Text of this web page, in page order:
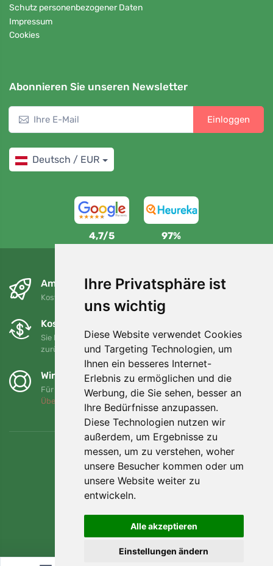
Ihre Privatsphäre ist
uns wichtig
Diese Website verwendet Cookies
und Targeting Technologien, um
Ihnen ein besseres Internet-
Erlebnis zu ermöglichen und die
Werbung, die Sie sehen, besser an
Ihre Bedürfnisse anzupassen.
Diese Technologien nutzen wir
außerdem, um Ergebnisse zu
messen, um zu verstehen, woher
unsere Besucher kommen oder um
unsere Website weiter zu
entwickeln.
Alle akzeptieren
Einstellungen ändern
Schutz personenbezogener Daten
Impressum
Cookies
Abonnieren Sie unseren Newsletter
Einloggen
Deutsch / EUR
4,7/5 97%
Am nächsten Tag und kostenlos
Kostenloser Versand für Bestellungen über 80 EUR
Kostenloser Umtausch und Rückgabe
Sie können Ihre Bestellung jederzeit innerhalb von 90 Tagen
zurückgeben oder umtauschen.
Wir unterstützen Trees.org
Für jede Bestellung pflanzen wir einen Baum! Mehr lesen
Über uns